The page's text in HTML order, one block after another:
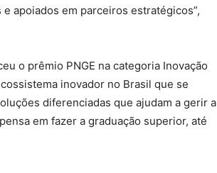
apoiados em parceiros estratégicos”,
o prêmio PNGE na categoria Inovação
inovador no Brasil que se
diferenciadas que ajudam a gerir a
em fazer a graduação superior, até